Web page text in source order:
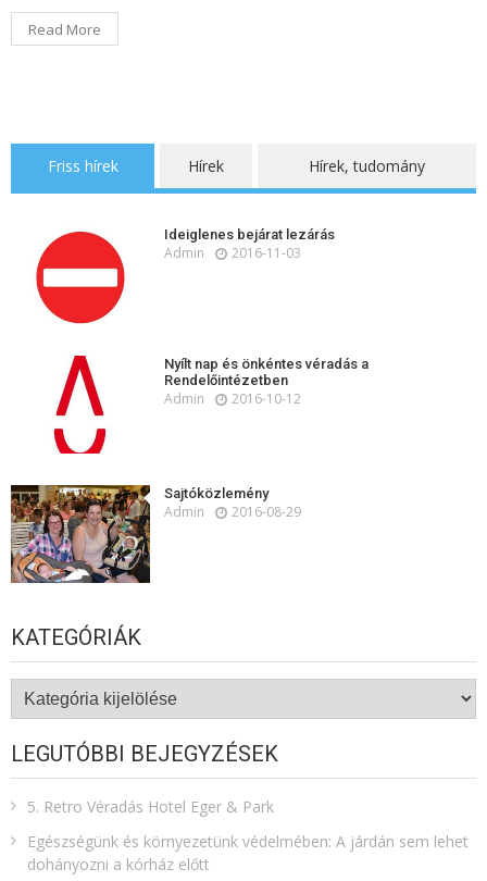
Read More
Friss hírek Hírek Hírek, tudomány
Ideiglenes bejárat lezárás
Admin 2016-11-03
Nyílt nap és önkéntes véradás a
Rendelőintézetben
Admin 2016-10-12
Sajtóközlemény
Admin 2016-08-29
KATEGÓRIÁK
Kategóriák
LEGUTÓBBI BEJEGYZÉSEK
5. Retro Véradás Hotel Eger & Park
Egészségünk és környezetünk védelmében: A járdán sem lehet
dohányozni a kórház előtt